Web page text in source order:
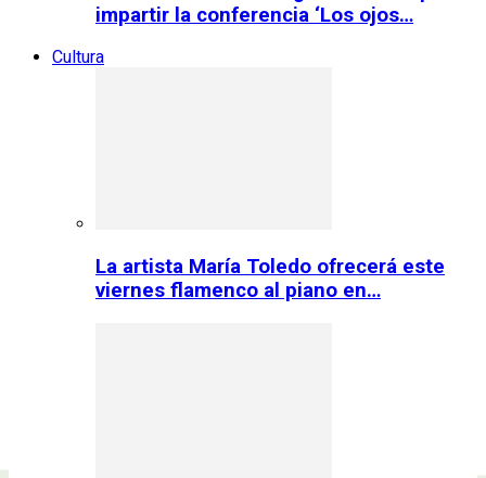
impartir la conferencia ‘Los ojos…
Cultura
La artista María Toledo ofrecerá este
viernes flamenco al piano en…